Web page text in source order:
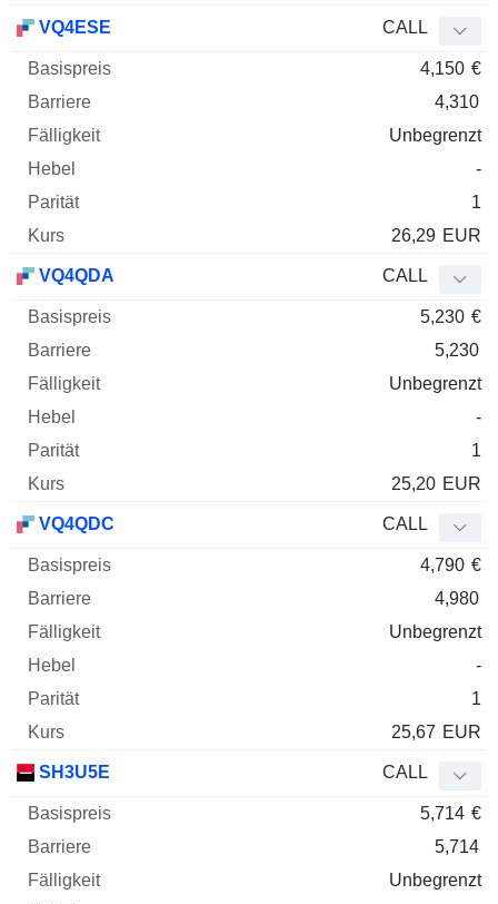
VQ4ESE CALL
4,150 €
4,310
Unbegrenzt
-
1
26,29 EUR
VQ4QDA CALL
5,230 €
5,230
Unbegrenzt
-
1
25,20 EUR
VQ4QDC CALL
4,790 €
4,980
Unbegrenzt
-
1
25,67 EUR
SH3U5E CALL
5,714 €
5,714
Unbegrenzt